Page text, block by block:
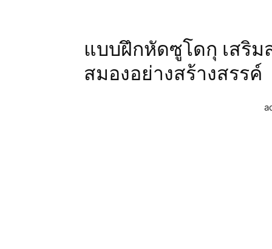
แบบฝึกหัดซูโดกุ เสริ
สมองอย่างสร้างสรรค์